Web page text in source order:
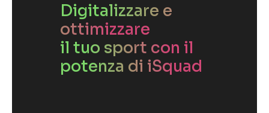
Digitalizzare e
ottimizzare
il tuo sport con il
potenza di iSquad